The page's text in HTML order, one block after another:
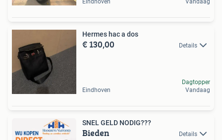
Hermes hac a dos
€ 130,00 Details
Eindhoven
Dagtopper
Vandaag
SNEL GELD NODIG???
Bieden Details